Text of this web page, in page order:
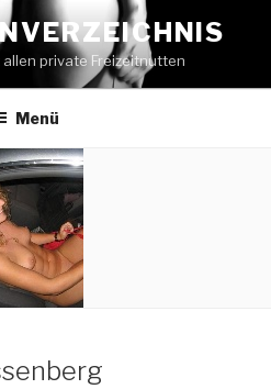
private Freizeitnutten
Menü